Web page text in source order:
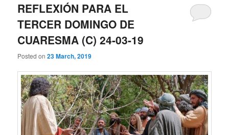
REFLEXIÓN PARA EL
TERCER DOMINGO DE
CUARESMA (C) 24-03-19
Posted on23 March, 2019